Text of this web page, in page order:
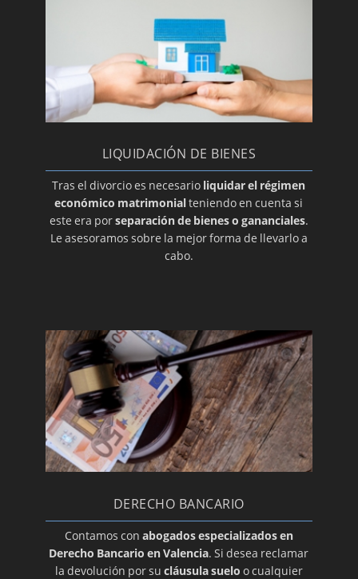
Características del divorcio de mutuo
LA PIEDRA ANGULAR DE LOS DIVORCIOS
EXPRÉS
Convenio regulador en el divorcio
Cargos tuitivos
Adopción del menor
PENSIÓN COMPENSATORIA: ¿SE PUEDE
MODIFICAR?
¿Qué tipo de adopción escoger? Abogado de
Familia Valencia
LIQUIDACIÓN DE BIENES
Tras el divorcio es necesario liquidar el régimen
económico matrimonialteniendo en cuenta si
este era porseparación de bienes o gananciales.
Le asesoramos sobre la mejor forma de llevarlo a
cabo.
DERECHO BANCARIO
Contamos con abogados especializados en
Derecho Bancario en Valencia. Si desea reclamar
la devolución por su cláusula suelo o cualquier